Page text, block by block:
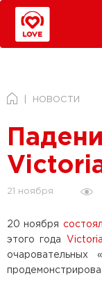
НОВОСТИ
21 ноября
20 ноября
этого года
очаровательных